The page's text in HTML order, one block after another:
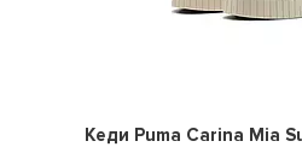
Кеди Puma Carina Mia